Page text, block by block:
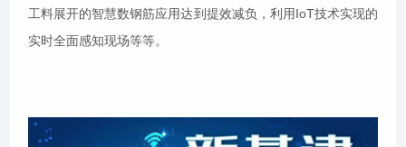
工料展开的智慧数钢筋应用达到提效减负，利用IoT技术实现的
实时全面感知现场等等。